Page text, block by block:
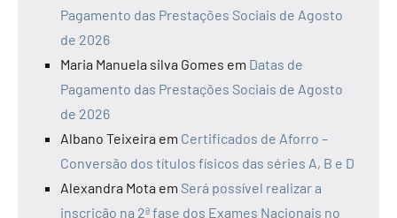
Pagamento das Prestações Sociais de Agosto
de 2026
Maria Manuela silva Gomes em Datas de
Pagamento das Prestações Sociais de Agosto
de 2026
Albano Teixeira em Certificados de Aforro –
Conversão dos títulos físicos das séries A, B e D
Alexandra Mota em Será possível realizar a
inscrição na 2ª fase dos Exames Nacionais no